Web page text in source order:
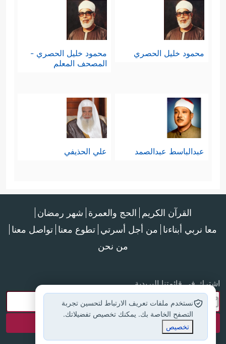
محمود خليل الحصري
محمود خليل الحصري -
المصحف المعلم
عبدالباسط عبدالصمد علي الحذيفي
القرآن الكريم الحج والعمرة شهر رمضان
معا نربي أبناءنا من أجل أسرتي تطوع معنا تواصل معنا
من نحن
اشترك في قائمتنا البريدية
نستخدم ملفات تعريف الارتباط لتحسين تجربة
التصفح الخاصة بك. يمكنك تخصيص تفضيلاتك.
تخصيص